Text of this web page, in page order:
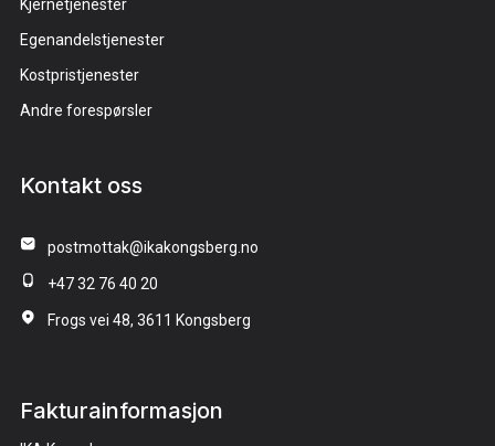
Kjernetjenester
Egenandelstjenester
Kostpristjenester
Andre forespørsler
Kontakt oss
postmottak@ikakongsberg.no
+47 32 76 40 20
Frogs vei 48, 3611 Kongsberg
Fakturainformasjon